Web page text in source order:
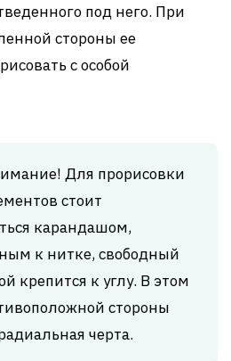
под него. При
стороны ее
с особой
Для прорисовки
стоит
карандашом,
к нитке, свободный
крепится к углу. В этом
стороны
черта.